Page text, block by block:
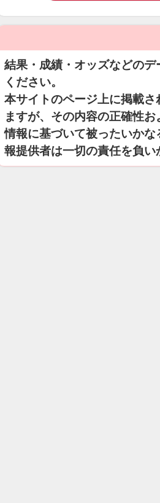
結果・成績・オッズなどの
ください。
本サイトのページ上に掲載
ますが、その内容の正確性
情報に基づいて被ったいか
報提供者は一切の責任を負い